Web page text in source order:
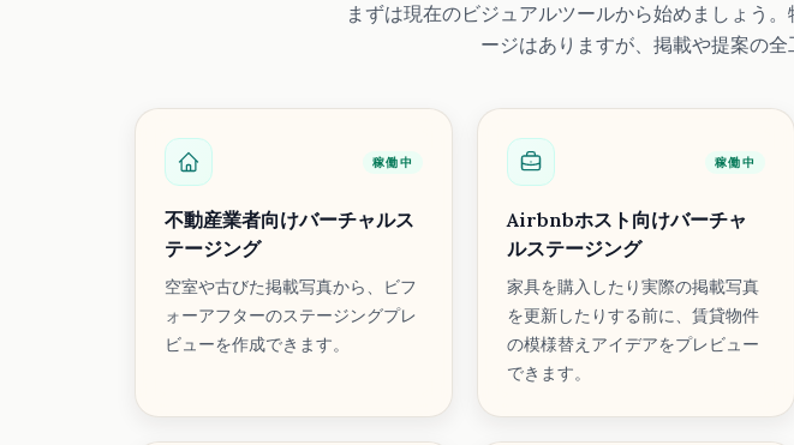
まずは現在のビジュアルツールから始めましょう
ージはありますが、掲載や提案の
稼働中
不動産業者向けバーチャルス
テージング
空室や古びた掲載写真から、ビフ
ォーアフターのステージングプレ
ビューを作成できます。
稼働中
Airbnbホスト向けバーチャ
ルステージング
家具を購入したり実際の掲載写真
を更新したりする前に、賃貸物件
の模様替えアイデアをプレビュー
できます。